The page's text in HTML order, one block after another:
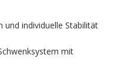
und individuelle Stabilität
mit